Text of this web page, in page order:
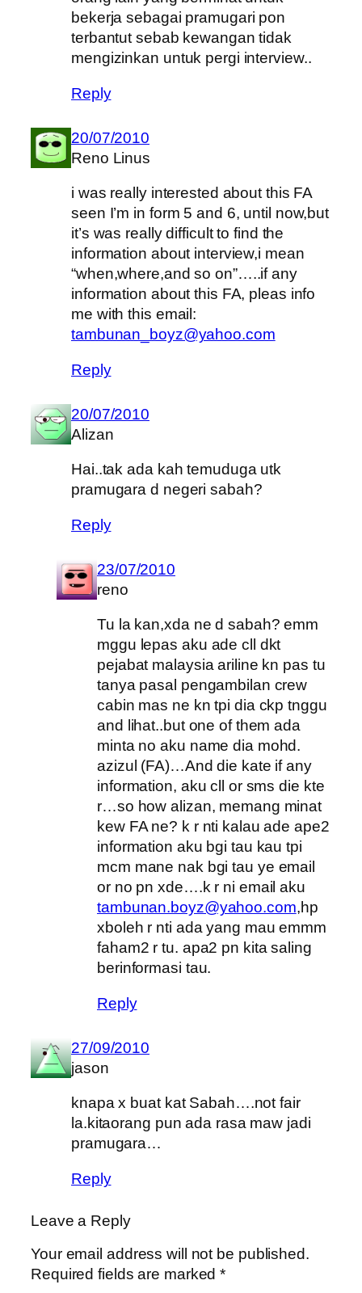
bekerja sebagai pramugari pon
terbantut sebab kewangan tidak
mengizinkan untuk pergi interview..
Reply
20/07/2010
Reno Linus
i was really interested about this FA
seen I’m in form 5 and 6, until now,but
it’s was really difficult to find the
information about interview,i mean
“when,where,and so on”…..if any
information about this FA, pleas info
me with this email:
tambunan_boyz@yahoo.com
Reply
20/07/2010
Alizan
Hai..tak ada kah temuduga utk
pramugara d negeri sabah?
Reply
23/07/2010
reno
Tu la kan,xda ne d sabah? emm
mggu lepas aku ade cll dkt
pejabat malaysia ariline kn pas tu
tanya pasal pengambilan crew
cabin mas ne kn tpi dia ckp tnggu
and lihat..but one of them ada
minta no aku name dia mohd.
azizul (FA)…And die kate if any
information, aku cll or sms die kte
r…so how alizan, memang minat
kew FA ne? k r nti kalau ade ape2
information aku bgi tau kau tpi
mcm mane nak bgi tau ye email
or no pn xde….k r ni email aku
tambunan.boyz@yahoo.com,hp
xboleh r nti ada yang mau emmm
faham2 r tu. apa2 pn kita saling
berinformasi tau.
Reply
27/09/2010
jason
knapa x buat kat Sabah….not fair
la.kitaorang pun ada rasa maw jadi
pramugara…
Reply
Leave a Reply
Your email address will not be published.
Required fields are marked*